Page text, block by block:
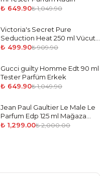
₺ 649.90₺ 1,049.90
-45%
Victoria's Secret Pure
Seduction Heat 250 ml Vücut
Spreyi
₺ 499.90₺ 909.90
-38 %
Gucci guilty Homme Edt 90 ml
Tester Parfüm Erkek
₺ 649.90₺ 1,049.90
-35%
Jean Paul Gaultier Le Male Le
Parfum Edp 125 ml Mağaza
Ürün Man
₺ 1,299.00₺ 2,000.00